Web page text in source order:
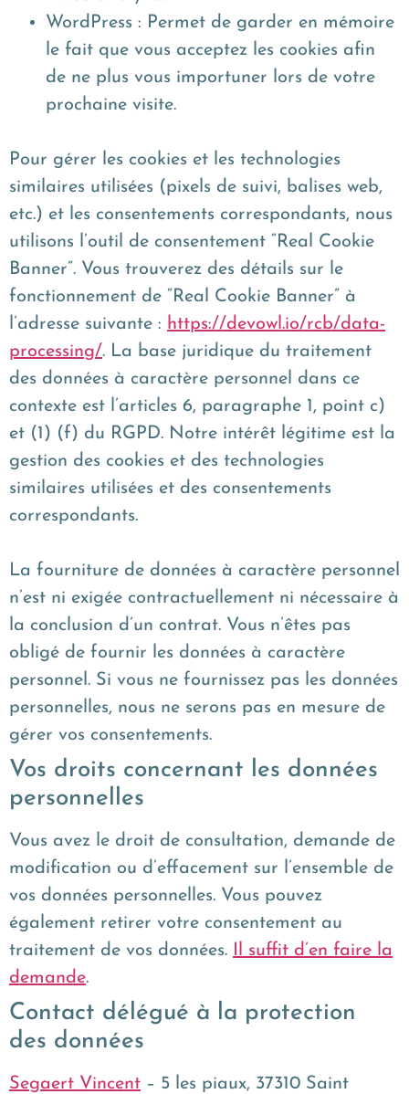
WordPress : Permet de garder en mémoire
le fait que vous acceptez les cookies afin
de ne plus vous importuner lors de votre
prochaine visite.
Pour gérer les cookies et les technologies
similaires utilisées (pixels de suivi, balises web,
etc.) et les consentements correspondants, nous
utilisons l’outil de consentement “Real Cookie
Banner”. Vous trouverez des détails sur le
fonctionnement de “Real Cookie Banner” à
l’adresse suivante : https://devowl.io/rcb/data-
processing/. La base juridique du traitement
des données à caractère personnel dans ce
contexte est l’articles 6, paragraphe 1, point c)
et (1) (f) du RGPD. Notre intérêt légitime est la
gestion des cookies et des technologies
similaires utilisées et des consentements
correspondants.
La fourniture de données à caractère personnel
n’est ni exigée contractuellement ni nécessaire à
la conclusion d’un contrat. Vous n’êtes pas
obligé de fournir les données à caractère
personnel. Si vous ne fournissez pas les données
personnelles, nous ne serons pas en mesure de
gérer vos consentements.
Vos droits concernant les données
personnelles
Vous avez le droit de consultation, demande de
modification ou d’effacement sur l’ensemble de
vos données personnelles. Vous pouvez
également retirer votre consentement au
traitement de vos données. Il suffit d’en faire la
demande.
Contact délégué à la protection
des données
Segaert Vincent – 5 les piaux, 37310 Saint